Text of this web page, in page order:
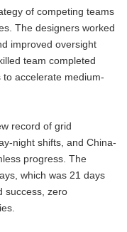
of competing teams
The designers worked
improved oversight
team completed
accelerate medium-
record of grid
night shifts, and China-
progress. The
which was 21 days
success, zero